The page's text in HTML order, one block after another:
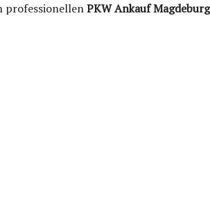
professionellenPKW Ankauf Magdeburg